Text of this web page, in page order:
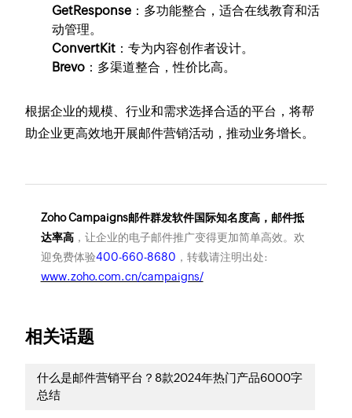
GetResponse ：多功能整合，适合在线教育和活
动管理。
ConvertKit ：专为内容创作者设计。
Brevo ：多渠道整合，性价比高。
根据企业的规模、行业和需求选择合适的平台，将帮
助企业更高效地开展邮件营销活动，推动业务增长。
Zoho Campaigns邮件群发软件国际知名度高，邮件抵
达率高，让企业的电子邮件推广变得更加简单高效。欢
迎免费体验400-660-8680 ，转载请注明出处:
www.zoho.com.cn/campaigns/
相关话题
什么是邮件营销平台？8款2024年热门产品6000字
总结